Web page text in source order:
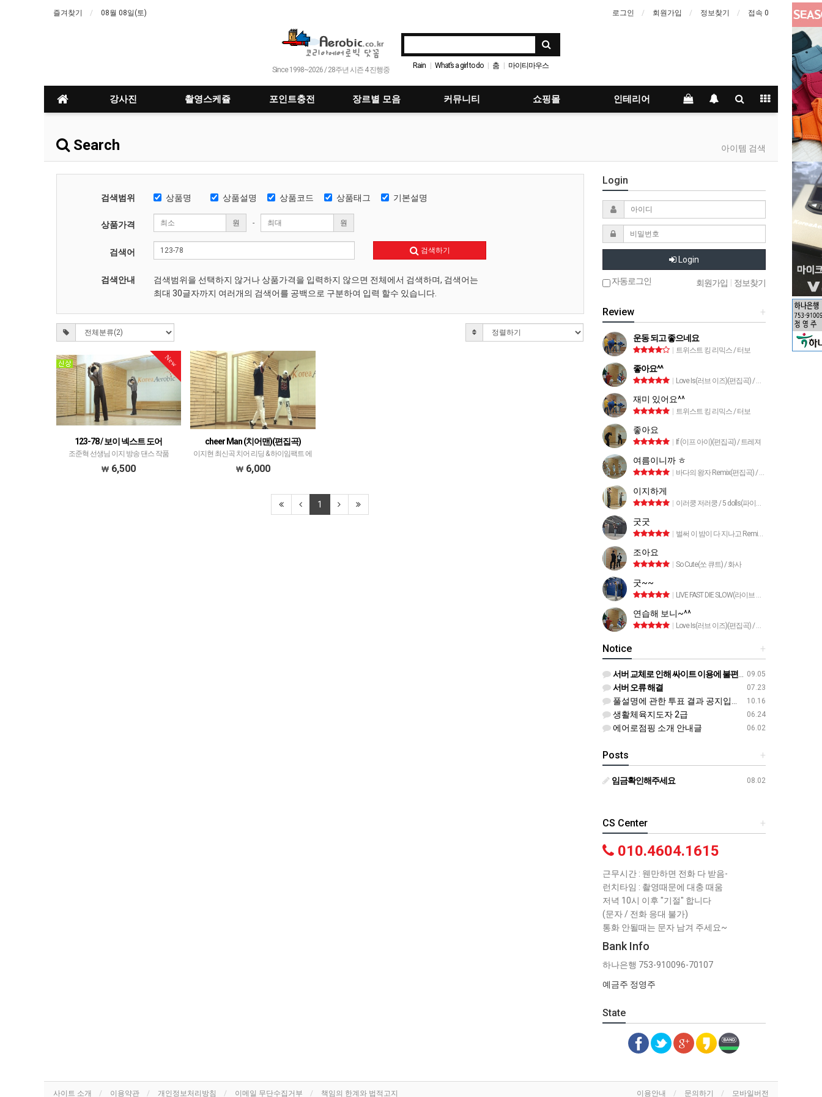
즐겨찾기 08월 08일(토) 로그인 회원가입 정보찾기 접속 0
Since 1998~2026 / 28주년 시즌 4 진행중
Rain What’s a girl to do 춤
마이티마우스
If I(이프 아이) |
강사진 촬영스케쥴 포인트충전 장르별 모음 커뮤니티 쇼핑몰 인테리어
Search 아이템 검색
검색범위 상품명 상품설명 상품코드 상품태그 기본설명
상품가격 원 - 원
검색어 검색하기
검색안내
검색범위을 선택하지 않거나 상품가격을 입력하지 않으면 전체에서 검색하며, 검색어는
최대 30글자까지 여러개의 검색어를 공백으로 구분하여 입력 할수 있습니다.
New
123-78 / 보이 넥스트 도어
조준혁 선생님 이지 방송 댄스 작품
6,500
cheer Man (치어맨)(편집곡)
이지현 최신곡 치어 리딩 & 하이임팩트 에
어로빅 작품
6,000
1
Login
Login
자동로그인 회원가입 정보찾기
+
Review
운동 되고 좋으네요
트위스트 킹 리믹스 / 터보
좋아요^^
Love Is(러브 이즈)(편집곡) / 트라이앵글
재미 있어요^^
트위스트 킹 리믹스 / 터보
좋아요
If (이프 아이)(편집곡) / 트레져
여름이니까 ㅎ
바다의 왕자 Remix(편집곡) / 박명수
이지하게
이러쿵 저러쿵 / 5 dolls(파이브돌스)
굿굿
벌써 이 밤이 다 지나고 Remix / 안혜지
조아요
So Cute(쏘 큐트) / 화사
굿~~
LIVE FAST DIE SLOW(라이브 패스트 다이 슬로) / 태양
연습해 보니~^^
Love Is(러브 이즈)(편집곡) / 트라이앵글
+
Notice
09.05
서버 교체로 인해 싸이트 이용에 불편이 있었습니다
07.23
서버 오류 해결
10.16
풀설명에 관한 투표 결과 공지입니다^^
06.24
생활체육지도자 2급
06.02
에어로점핑 소개 안내글
+
Posts
08.02
임금확인해주세요
+
CS Center
010.4604.1615
근무시간 : 웬만하면 전화 다 받음-
런치타임 : 촬영때문에 대충 때움
저녁 10시 이후 "기절" 합니다
(문자 / 전화 응대 불가)
통화 안될때는 문자 남겨 주세요~
Bank Info
하나은행 753-910096-70107
예금주 정영주
State
사이트 소개 이용약관 개인정보처리방침 이메일 무단수집거부 책임의 한계와 법적고지 이용안내 문의하기 모바일버전